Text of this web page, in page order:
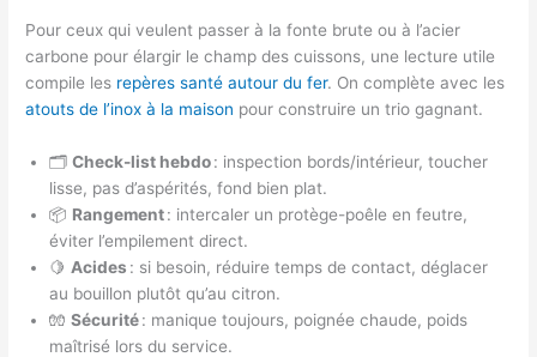
Pour ceux qui veulent passer à la fonte brute ou à l’acier
carbone pour élargir le champ des cuissons, une lecture utile
compile les repères santé autour du fer. On complète avec les
atouts de l’inox à la maison pour construire un trio gagnant.
🗂️Check-list hebdo: inspection bords/intérieur, toucher
lisse, pas d’aspérités, fond bien plat.
📦 Rangement: intercaler un protège-poêle en feutre,
éviter l’empilement direct.
🍋 Acides : si besoin, réduire temps de contact, déglacer
au bouillon plutôt qu’au citron.
🧤Sécurité: manique toujours, poignée chaude, poids
maîtrisé lors du service.